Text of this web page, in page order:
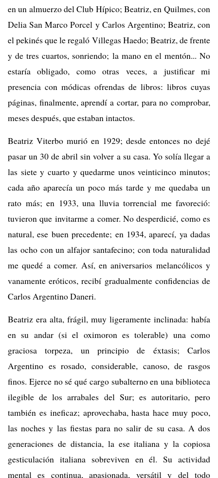
en un almuerzo del Club Hípico; Beatriz, en Quilmes, con
Delia San Marco Porcel y Carlos Argentino; Beatriz, con
el pekinés que le regaló Villegas Haedo; Beatriz, de frente
y de tres cuartos, sonriendo; la mano en el mentón... No
estaría obligado, como otras veces, a justificar mi
presencia con módicas ofrendas de libros: libros cuyas
páginas, finalmente, aprendí a cortar, para no comprobar,
meses después, que estaban intactos.
Beatriz Viterbo murió en 1929; desde entonces no dejé
pasar un 30 de abril sin volver a su casa. Yo solía llegar a
las siete y cuarto y quedarme unos veinticinco minutos;
cada año aparecía un poco más tarde y me quedaba un
rato más; en 1933, una lluvia torrencial me favoreció:
tuvieron que invitarme a comer. No desperdicié, como es
natural, ese buen precedente; en 1934, aparecí, ya dadas
las ocho con un alfajor santafecino; con toda naturalidad
me quedé a comer. Así, en aniversarios melancólicos y
vanamente eróticos, recibí gradualmente confidencias de
Carlos Argentino Daneri.
Beatriz era alta, frágil, muy ligeramente inclinada: había
en su andar (si el oximoron es tolerable) una como
graciosa torpeza, un principio de éxtasis; Carlos
Argentino es rosado, considerable, canoso, de rasgos
finos. Ejerce no sé qué cargo subalterno en una biblioteca
ilegible de los arrabales del Sur; es autoritario, pero
también es ineficaz; aprovechaba, hasta hace muy poco,
las noches y las fiestas para no salir de su casa. A dos
generaciones de distancia, la ese italiana y la copiosa
gesticulación italiana sobreviven en él. Su actividad
mental es continua, apasionada, versátil y del todo